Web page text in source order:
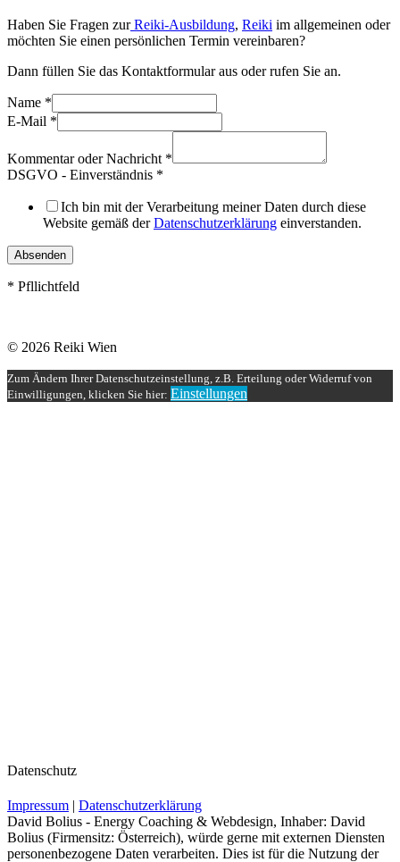
Haben Sie Fragen zurReiki-Ausbildung, Reiki im allgemeinen oder
möchten Sie einen persönlichen Termin vereinbaren?
Dann füllen Sie das Kontaktformular aus oder rufen Sie an.
Name *
E-Mail *
Kommentar oder Nachricht *
DSGVO - Einverständnis *
Ich bin mit der Verarbeitung meiner Daten durch diese
Website gemäß derDatenschutzerklärung einverstanden.
Absenden
* Pfllichtfeld
© 2026 Reiki Wien
Zum Ändern Ihrer Datenschutzeinstellung, z.B. Erteilung oder Widerruf von
Einwilligungen, klicken Sie hier: Einstellungen
Datenschutz
Impressum | Datenschutzerklärung
David Bolius - Energy Coaching & Webdesign, Inhaber: David
Bolius (Firmensitz: Österreich), würde gerne mit externen Diensten
personenbezogene Daten verarbeiten. Dies ist für die Nutzung der